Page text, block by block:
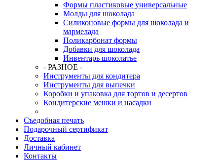
Формы пластиковые универсальные
Молды для шоколада
Силиконовые формы для шоколада и
мармелада
Поликарбонат формы
Добавки для шоколада
Инвентарь шоколатье
- РАЗНОЕ -
Инструменты для кондитера
Инструменты для выпечки
Коробки и упаковка для тортов и десертов
Кондитерские мешки и насадки
Съедобная печать
Подарочный сертификат
Доставка
Личный кабинет
Контакты